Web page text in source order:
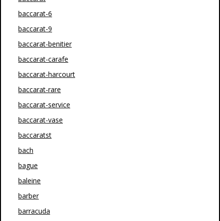
baccarat-6
baccarat-9
baccarat-benitier
baccarat-carafe
baccarat-harcourt
baccarat-rare
baccarat-service
baccarat-vase
baccaratst
bach
bague
baleine
barber
barracuda